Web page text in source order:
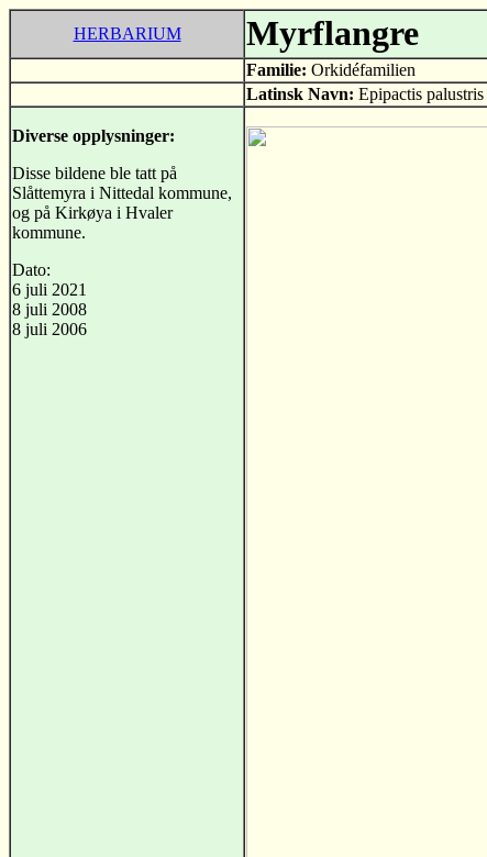
HERBARIUM Myrflangre
Familie: Orkidéfamilien
Latinsk Navn: Epipactis palustris
Diverse opplysninger:
Disse bildene ble tatt på
Slåttemyra i Nittedal kommune,
og på Kirkøya i Hvaler
kommune.
Dato:
6 juli 2021
8 juli 2008
8 juli 2006